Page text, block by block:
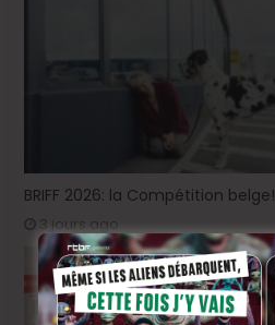
BRIFF 2026: la Compétition belge!
3 jours ago